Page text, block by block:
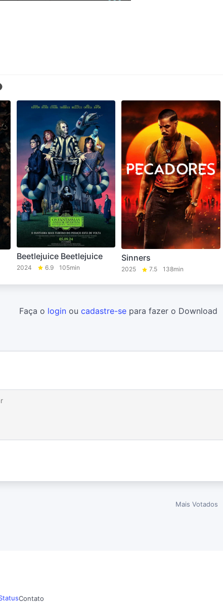
Beetlejuice Beetlejuice
2024 6.9 105min
Sinners
2025 7.5 138min
Faça o login ou cadastre-se para fazer o Download
Mais Votados
Contato